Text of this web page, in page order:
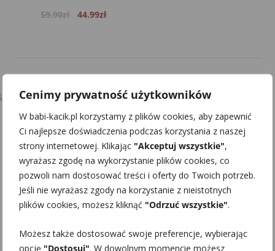
Cenimy prywatność użytkowników
W babi-kacik.pl korzystamy z plików cookies, aby zapewnić
Ci najlepsze doświadczenia podczas korzystania z naszej
strony internetowej. Klikając "Akceptuj wszystkie",
wyrażasz zgodę na wykorzystanie plików cookies, co
pozwoli nam dostosować treści i oferty do Twoich potrzeb.
Jeśli nie wyrażasz zgody na korzystanie z nieistotnych
plików cookies, możesz kliknąć "Odrzuć wszystkie".
Możesz także dostosować swoje preferencje, wybierając
opcję "Dostosuj". W dowolnym momencie możesz
59.90zł
Original
44.99złCurrent
Babi Kącik
ola.babikacik